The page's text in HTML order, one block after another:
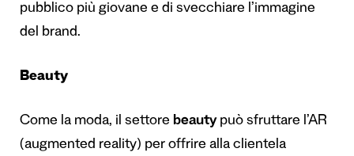
pubblico più giovane e di svecchiare l’immagine
del brand.
Beauty
Come la moda, il settore beautypuò sfruttare l’AR
(augmented reality) per offrire alla clientela